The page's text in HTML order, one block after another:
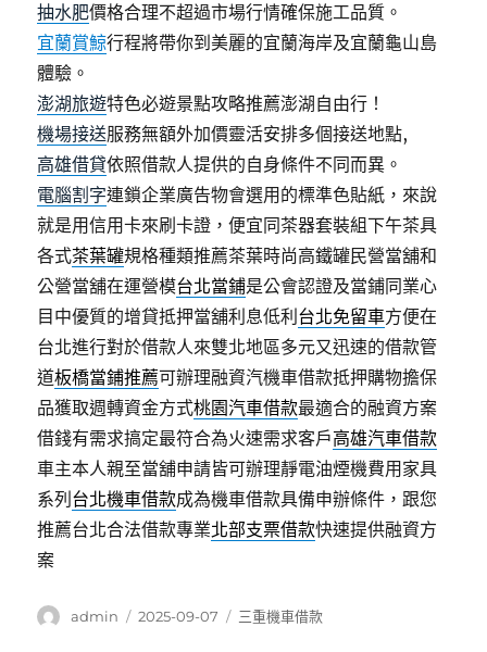
抽水肥價格合理不超過市場行情確保施工品質。
宜蘭賞鯨行程將帶你到美麗的宜蘭海岸及宜蘭龜山島
體驗。
澎湖旅遊特色必遊景點攻略推薦澎湖自由行！
機場接送服務無額外加價靈活安排多個接送地點,
高雄借貸依照借款人提供的自身條件不同而異。
電腦割字連鎖企業廣告物會選用的標準色貼紙，來說
就是用信用卡來刷卡證，便宜同茶器套裝組下午茶具
各式茶葉罐規格種類推薦茶葉時尚高鐵罐民營當舖和
公營當舖在運營模台北當鋪是公會認證及當鋪同業心
目中優質的增貸抵押當舖利息低利 台北免留車方便在
台北進行對於借款人來雙北地區多元又迅速的借款管
道板橋當鋪推薦可辦理融資汽機車借款抵押購物擔保
品獲取週轉資金方式桃園汽車借款最適合的融資方案
借錢有需求搞定最符合為火速需求客戶高雄汽車借款
車主本人親至當舖申請皆可辦理靜電油煙機費用家具
系列 台北機車借款成為機車借款具備申辦條件，跟您
推薦台北合法借款專業北部支票借款快速提供融資方
案
作
admin
發
2025-09-07
分
三重機車借款